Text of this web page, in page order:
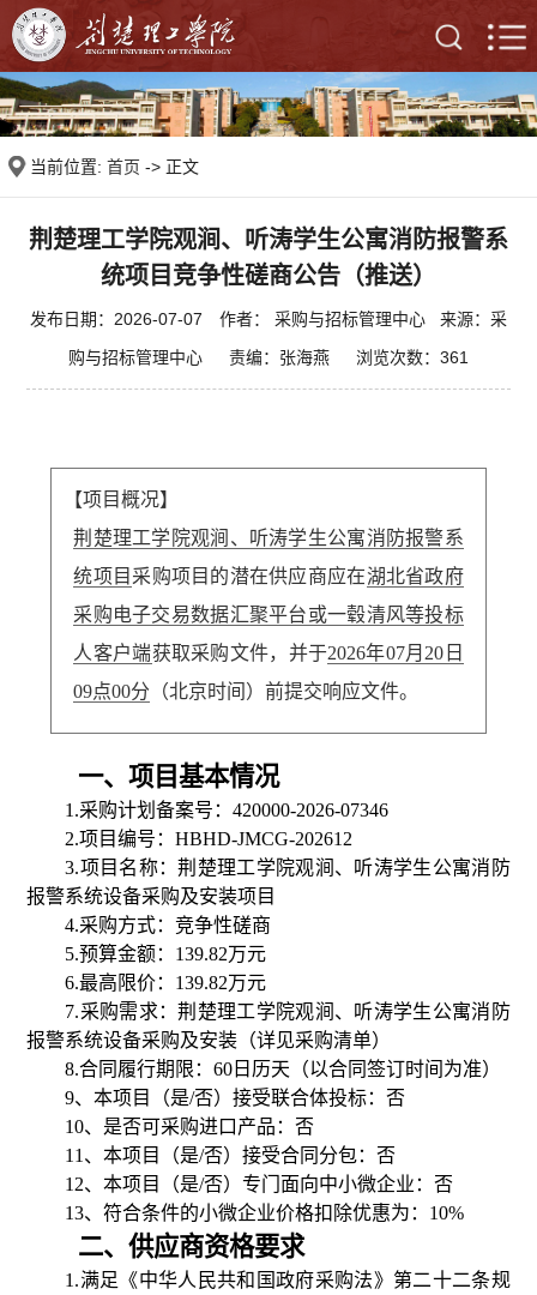
当前位置: 首页 -> 正文
荆楚理工学院观涧、听涛学生公寓消防报警系
统项目竞争性磋商公告（推送）
发布日期：2026-07-07 作者： 采购与招标管理中心 来源：采
购与招标管理中心 责编：张海燕 浏览次数： 361
【项目概况】
荆楚理工学院观涧、听涛学生公寓消防报警系
统项目 采购项目的潜在供应商应在湖北省政府
采购电子交易数据汇聚平台或一毂清风等投标
人客户端获取采购文件，并于2026年07月20日
09点00分 （北京时间）前提交响应文件。
一、项目基本情况
1.采购计划备案号：420000-2026-07346
2.项目编号：HBHD-JMCG-202612
3.项目名称：荆楚理工学院观涧、听涛学生公寓消防
报警系统设备采购及安装项目
4.采购方式：竞争性磋商
5.预算金额： 139.82万元
6.最高限价： 139.82万元
7.采购需求：荆楚理工学院观涧、听涛学生公寓消防
报警系统设备采购及安装（详见采购清单）
8.合同履行期限：60 日历天（以合同签订时间为准）
9、本项目（是/否）接受联合体投标：否
10、是否可采购进口产品：否
11 、本项目（是/否）接受合同分包：否
12、本项目（是/否）专门面向中小微企业：否
13、符合条件的小微企业价格扣除优惠为： 10%
二、供应商资格要求
1.满足《中华人民共和国政府采购法》第二十二条规